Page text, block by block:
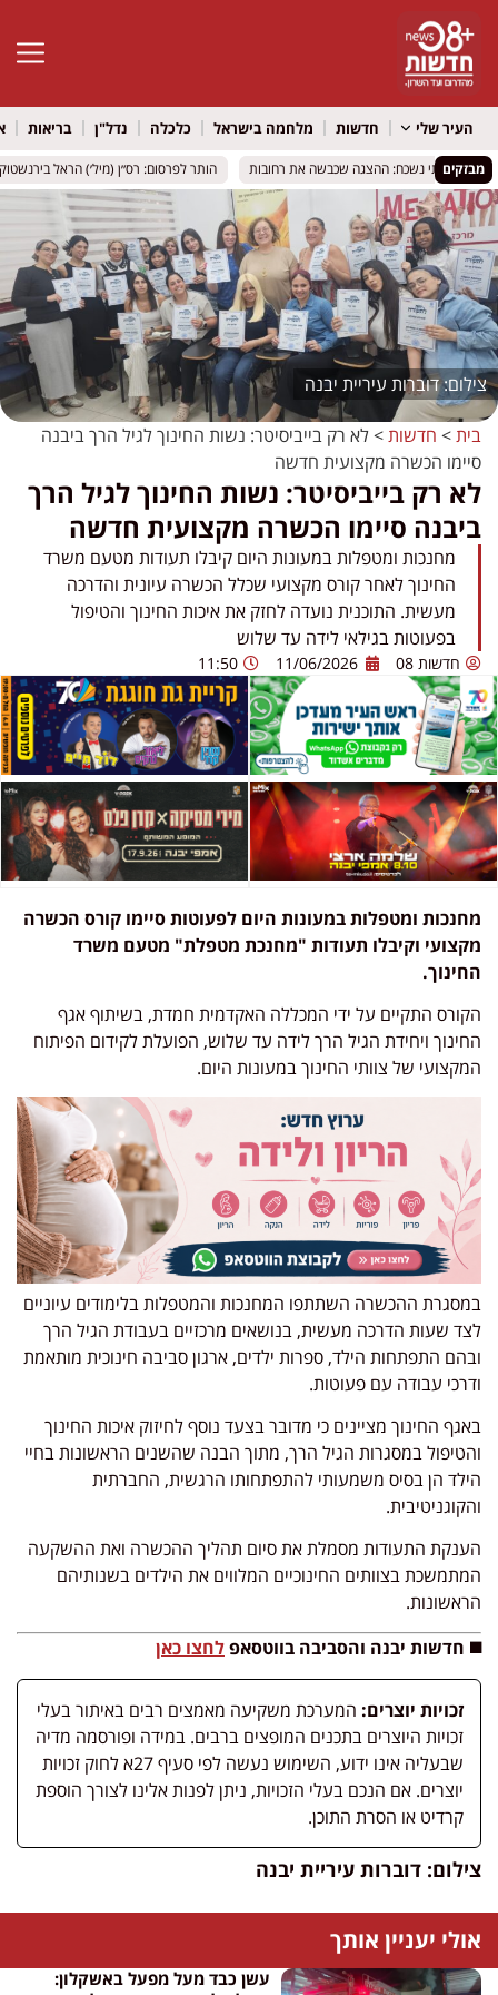
פתח
העיר שלי חדשות מלחמה בישראל כלכלה נדל"ן בריאות
מבזקים הותר לפרסום: רס״ן (מיל׳) הראל בירנשטוק
הותר לפרסום: רס״ן (מיל׳) הראל בירנשטוק
דוברות עיריית יבנה
בית> חדשות>לא רק בייביסיטר: נשות החינוך לגיל הרך ביבנה
סיימו הכשרה מקצועית חדשה
לא רק בייביסיטר: נשות החינוך לגיל הרך
ביבנה סיימו הכשרה מקצועית חדשה
מחנכות ומטפלות במעונות היום קיבלו תעודות מטעם משרד
החינוך לאחר קורס מקצועי שכלל הכשרה עיונית והדרכה
מעשית. התוכנית נועדה לחזק את איכות החינוך והטיפול
בפעוטות בגילאי לידה עד שלוש
חדשות 08 11/06/2026
11:50
מחנכות ומטפלות במעונות היום לפעוטות סיימו קורס הכשרה
מקצועי וקיבלו תעודות "מחנכת מטפלת" מטעם משרד
החינוך.
הקורס התקיים על ידי המכללה האקדמית חמדת, בשיתוף אגף
החינוך ויחידת הגיל הרך לידה עד שלוש, הפועלת לקידום הפיתוח
המקצועי של צוותי החינוך במעונות היום.
במסגרת ההכשרה השתתפו המחנכות והמטפלות בלימודים עיוניים
לצד שעות הדרכה מעשית, בנושאים מרכזיים בעבודת הגיל הרך
ובהם התפתחות הילד, ספרות ילדים, ארגון סביבה חינוכית מותאמת
ודרכי עבודה עם פעוטות.
באגף החינוך מציינים כי מדובר בצעד נוסף לחיזוק איכות החינוך
והטיפול במסגרות הגיל הרך, מתוך הבנה שהשנים הראשונות בחיי
הילד הן בסיס משמעותי להתפתחותו הרגשית, החברתית
והקוגניטיבית.
הענקת התעודות מסמלת את סיום תהליך ההכשרה ואת ההשקעה
המתמשכת בצוותים החינוכיים המלווים את הילדים בשנותיהם
הראשונות.
◼️ חדשות יבנה והסביבה בווטסאפלחצו כאן
זכויות יוצרים: המערכת משקיעה מאמצים רבים באיתור בעלי
זכויות היוצרים בתכנים המופצים ברבים. במידה ופורסמה מדיה
שבעליה אינו ידוע, השימוש נעשה לפי סעיף 27א לחוק זכויות
יוצרים. אם הנכם בעלי הזכויות, ניתן לפנות אלינו לצורך הוספת
קרדיט או הסרת התוכן.
צילום: דוברות עיריית יבנה
אולי יעניין אותך
עשן כבד מעל מפעל באשקלון: